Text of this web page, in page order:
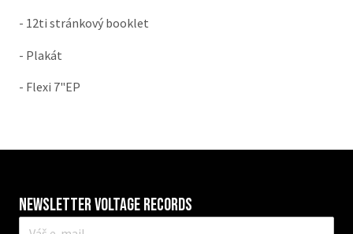
- 12ti stránkový booklet
- Plakát
- Flexi 7"EP
Newsletter VOLTAGE RECORDS
E-